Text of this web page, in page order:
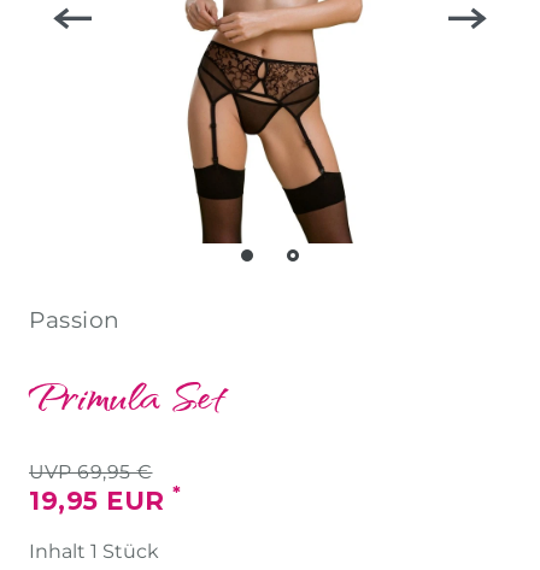
Passion
Primula Set
UVP 69,95 €
19,95 EUR *
Inhalt 1 Stück